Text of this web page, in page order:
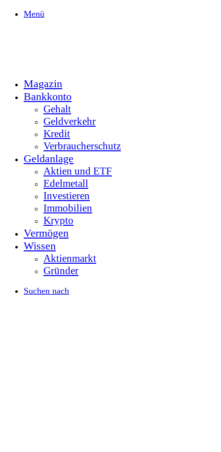
Menü
Magazin
Bankkonto
Gehalt
Geldverkehr
Kredit
Verbraucherschutz
Geldanlage
Aktien und ETF
Edelmetall
Investieren
Immobilien
Krypto
Vermögen
Wissen
Aktienmarkt
Gründer
Suchen nach